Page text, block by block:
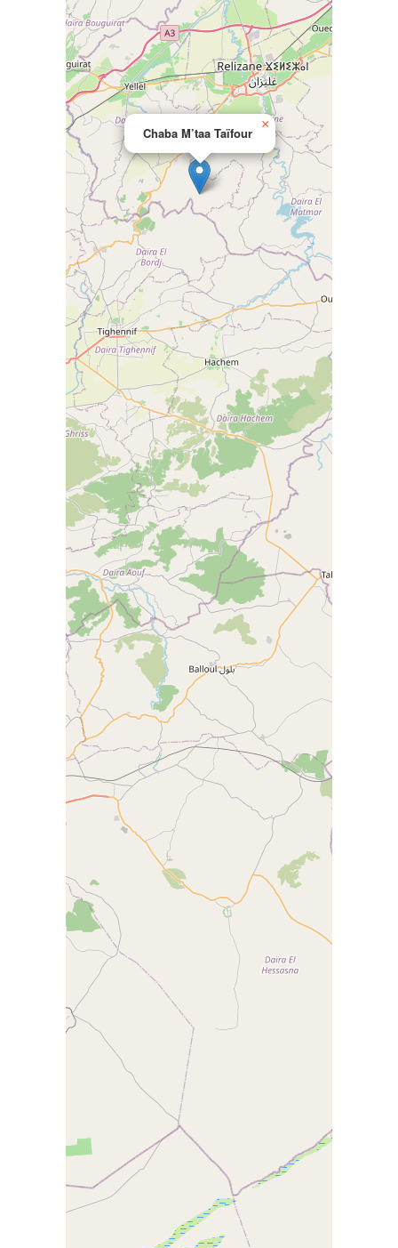
Chaba M’taa Taïfour
×